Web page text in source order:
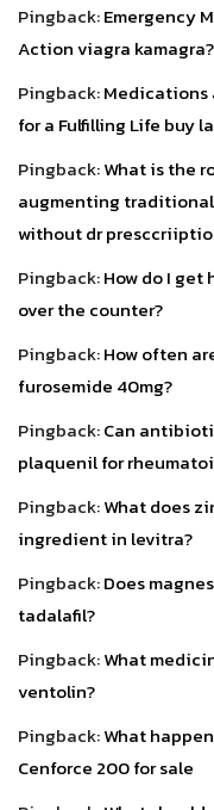
Pingback:Emergency
Action viagra kamagra?
Pingback:Medications
for a Fulfilling Life buy
Pingback:What is the
augmenting
without dr
Pingback:How do I
over the counter?
Pingback:How often
furosemide 40mg?
Pingback:Can
plaquenil for
Pingback:What does
ingredient in levitra?
Pingback:Does
tadalafil?
Pingback:What
ventolin?
Pingback:What
Cenforce 200 for sale